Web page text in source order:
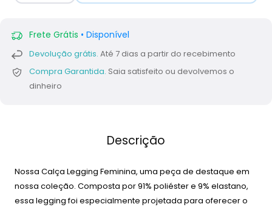
Frete Grátis • Disponível
Devolução grátis. Até 7 dias a partir do recebimento
Compra Garantida. Saia satisfeito ou devolvemos o
dinheiro
Descrição
Nossa Calça Legging Feminina, uma peça de destaque em
nossa coleção. Composta por 91% poliéster e 9% elastano,
essa legging foi especialmente projetada para oferecer o